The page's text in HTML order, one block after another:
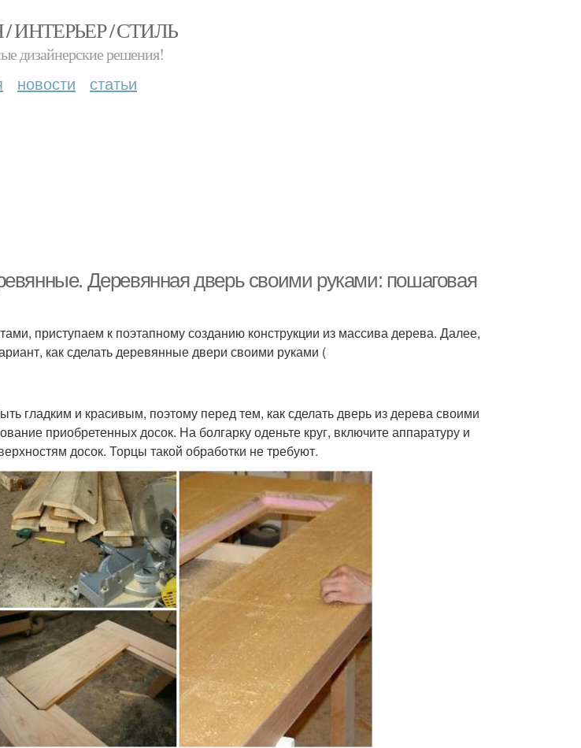
ИНТЕРЬЕР / СТИЛЬ
дизайнерские решения!
новости статьи
Деревянная дверь своими руками: пошаговая
приступаем к поэтапному созданию конструкции из массива дерева. Далее,
как сделать деревянные двери своими руками (
гладким и красивым, поэтому перед тем, как сделать дверь из дерева своими
приобретенных досок. На болгарку оденьте круг, включите аппаратуру и
досок. Торцы такой обработки не требуют.